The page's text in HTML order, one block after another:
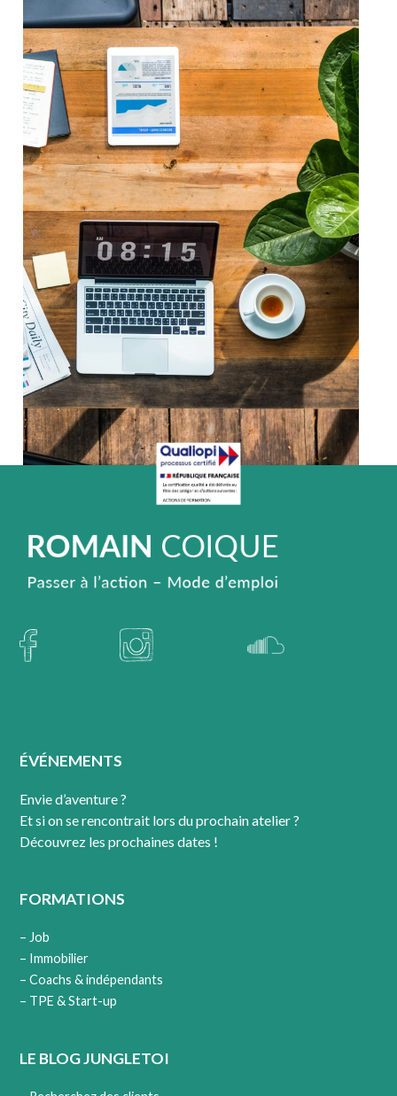
A quoi ressemble ma journée d’auto-
développement d’activité ?
l’article correspondant (lien). Personnellement,
minimum d’efforts et voici comment je fais.
Chaque jour ayez une bonne nouvelle en tête !
Soyez positif car ce que […]
ÉVÉNEMENTS
Envie d’aventure ?
Et si on se rencontrait lors du prochain atelier ?
Découvrez les prochaines dates !
FORMATIONS
– Job
– Immobilier
– Coachs & indépendants
– TPE & Start-up
LE BLOG JUNGLETOI